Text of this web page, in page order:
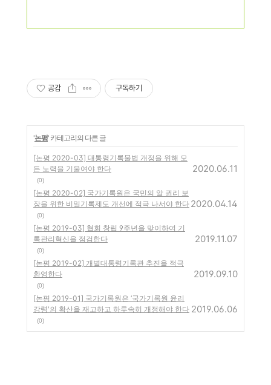
공감 구독하기
'논평' 카테고리의 다른 글
[논평 2020-03] 대통령기록물법 개정을 위해 모
든 노력을 기울여야 한다
(0)
2020.06.11
[논평 2020-02] 국가기록원은 국민의 알 권리 보
장을 위한 비밀기록제도 개선에 적극 나서야 한다
(0)
2020.04.14
[논평 2019-03] 협회 창립 9주년을 맞이하여 기
록관리혁신을 점검한다
(0)
2019.11.07
[논평 2019-02] 개별대통령기록관 추진을 적극
환영한다
(0)
2019.09.10
[논평 2019-01] 국가기록원은 ‘국가기록원 윤리
강령'의 확산을 재고하고 하루속히 개정해야 한다
(0)
2019.06.06